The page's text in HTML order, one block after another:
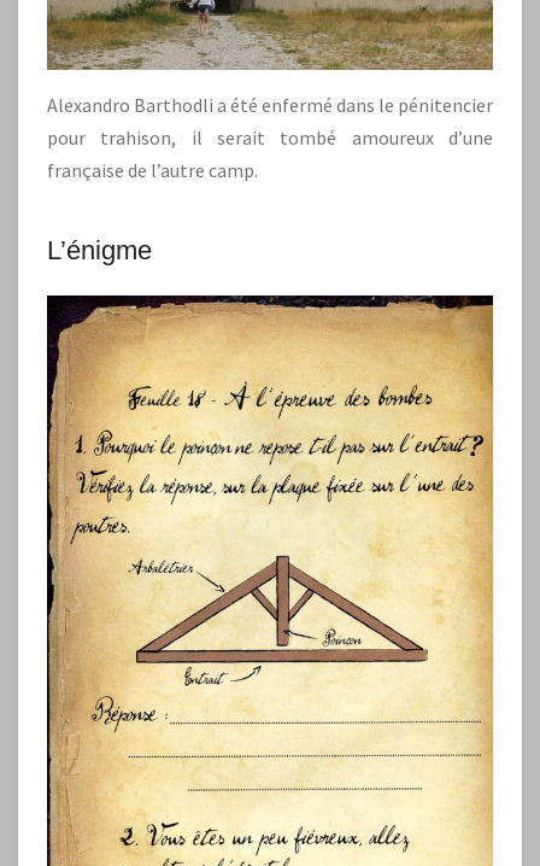
Alexandro Barthodli a été enfermé dans le pénitencier
pour trahison, il serait tombé amoureux d’une
française de l’autre camp.
L’énigme